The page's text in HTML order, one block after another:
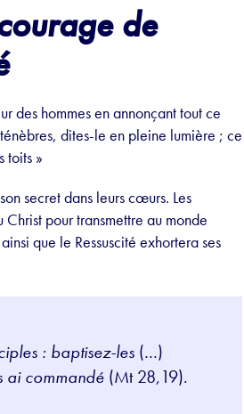
de
des hommes en annonçant tout ce
dites-le en pleine lumière ; ce
toits »
secret dans leurs cœurs. Les
pour transmettre au monde
que le Ressuscité exhortera ses
: baptisez-les (…)
ai commandé(Mt 28,19).